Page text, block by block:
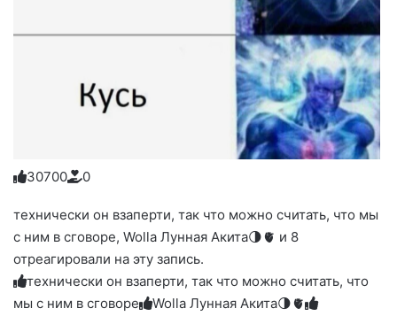
Голосуйте
вверх.
3
Нажмите
реакцию:
0
Нажмите
реакцию:
до
слез
7
Нажмите
реакцию:
0
Нажмите
реакцию:
0
Нажмите
благодарю
0
технически он взаперти, так что можно считать, что мы
с ним в сговоре, Wolla Лунная Акита🌗🫀 и 8
отреагировали на эту запись.
технически он взаперти, так что можно считать, что
мы с ним в сговоре
Wolla Лунная Акита🌗🫀